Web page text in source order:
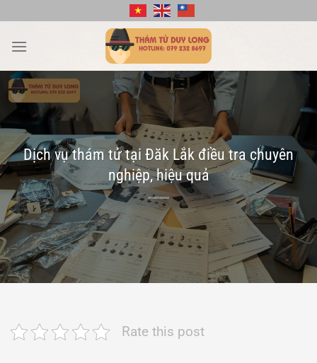
qua
nội
Dịch vụ thám tử tại Đăk Lắk điều tra chuyên
nghiệp, hiệu quả
Rate this post